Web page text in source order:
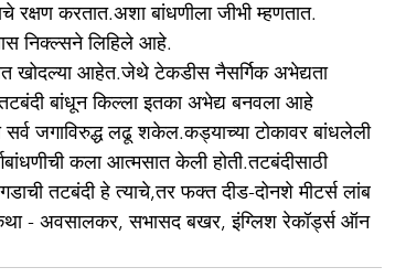
करतात.अशा बांधणीला जीभी म्हणतात.
निक्ल्सने लिहिले आहे.
खोदल्या आहेत.जेथे टेकडीस नैसर्गिक अभेद्यता
बांधून किल्ला इतका अभेद्य बनवला आहे
सर्व जगाविरुद्ध लढू शकेल.कड्याच्या टोकावर बांधलेली
कला आत्मसात केली होती.तटबंदीसाठी
तटबंदी हे त्याचे,तर फक्त दीड-दोनशे मीटर्स लांब
- अवसालकर, सभासद बखर, इंग्लिश रेकॉर्ड्स ऑन